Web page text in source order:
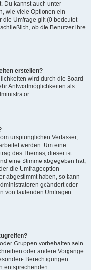
Du kannst auch unter
wie viele Optionen ein
die Umfrage gilt (0 bedeutet
ob die Benutzer ihre
erstellen?
wird durch die Board-
Antwortmöglichkeiten als
ursprünglichen Verfasser,
werden. Um eine
des Themas; dieser ist
eine Stimme abgegeben hat,
die Umfrageoption
abgestimmt haben, so kann
geändert oder
von laufenden Umfragen
Gruppen vorbehalten sein.
oder andere Vorgänge
Berechtigungen.
entsprechenden